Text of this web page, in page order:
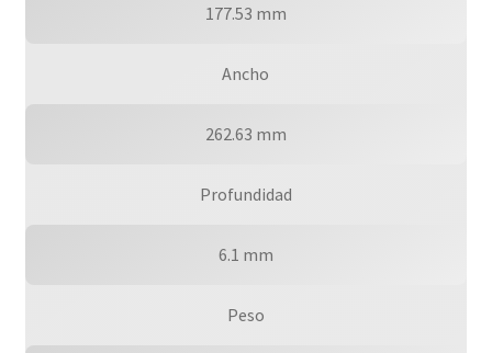
177.53 mm
Ancho
262.63 mm
Profundidad
6.1 mm
Peso